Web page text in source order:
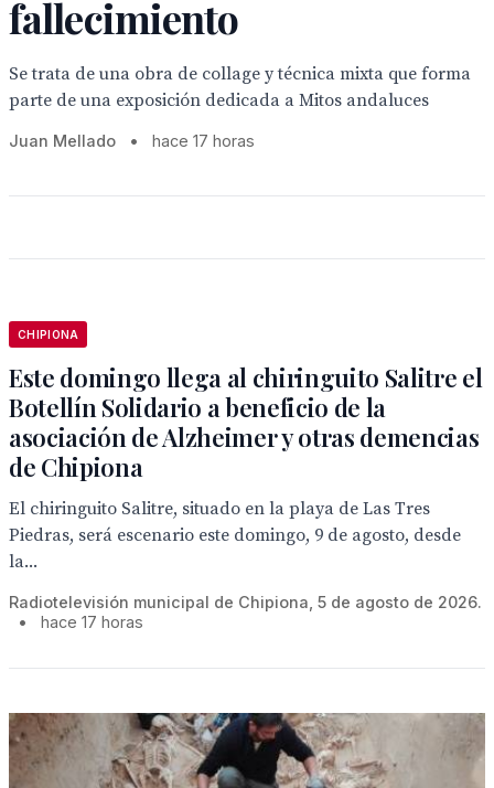
fallecimiento
Se trata de una obra de collage y técnica mixta que forma
parte de una exposición dedicada a Mitos andaluces
Juan Mellado • hace 17 horas
CHIPIONA
Este domingo llega al chiringuito Salitre el
Botellín Solidario a beneficio de la
asociación de Alzheimer y otras demencias
de Chipiona
El chiringuito Salitre, situado en la playa de Las Tres
Piedras, será escenario este domingo, 9 de agosto, desde
la...
Radiotelevisión municipal de Chipiona, 5 de agosto de 2026.
•
hace 17 horas